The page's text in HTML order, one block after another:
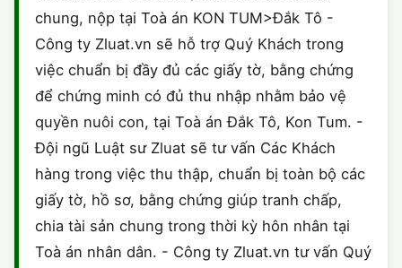
chung, nộp tại Toà án KON TUM>Đắk Tô -
Công ty Zluat.vn sẽ hỗ trợ Quý Khách trong
việc chuẩn bị đầy đủ các giấy tờ, bằng chứng
để chứng minh có đủ thu nhập nhằm bảo vệ
quyền nuôi con, tại Toà án Đắk Tô, Kon Tum. -
Đội ngũ Luật sư Zluat sẽ tư vấn Các Khách
hàng trong việc thu thập, chuẩn bị toàn bộ các
giấy tờ, hồ sơ, bằng chứng giúp tranh chấp,
chia tài sản chung trong thời kỳ hôn nhân tại
Toà án nhân dân. - Công ty Zluat.vn tư vấn Quý